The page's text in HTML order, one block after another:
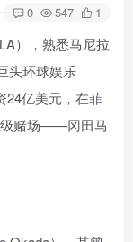
0 547 1
），熟悉马尼拉
头环球娱乐
24亿美元，在菲
级赌场——冈田马